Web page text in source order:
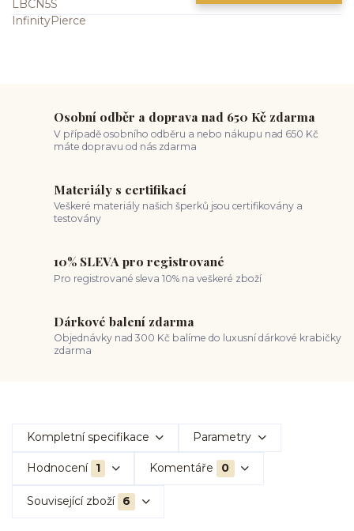
Osobní odběr a doprava nad 650 Kč zdarma
V případě osobního odběru a nebo nákupu nad 650 Kč
máte dopravu od nás zdarma
Materiály s certifikací
Veškeré materiály našich šperků jsou certifikovány a
testovány
10% SLEVA pro registrované
Pro registrované sleva 10% na veškeré zboží
Dárkové balení zdarma
Objednávky nad 300 Kč balíme do luxusní dárkové krabičky
zdarma
Kompletní specifikace Parametry
Hodnocení 1 Komentáře 0
Související zboží 6